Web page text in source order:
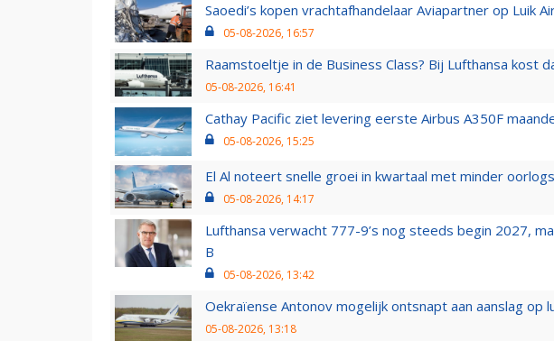
Saoedi’s kopen vrachtafhandelaar Aviapartner op Luik
05-08-2026, 16:57
Raamstoeltje in de Business Class? Bij Lufthansa kost
05-08-2026, 16:41
Cathay Pacific ziet levering eerste Airbus A350F
05-08-2026, 15:25
El Al noteert snelle groei in kwartaal met minder
05-08-2026, 14:17
Lufthansa verwacht 777-9’s nog steeds begin 2027,
B
05-08-2026, 13:42
Oekraïense Antonov mogelijk ontsnapt aan aanslag op
05-08-2026, 13:18